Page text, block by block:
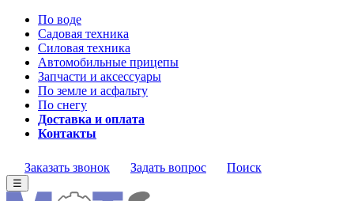
По воде
Садовая техника
Силовая техника
Автомобильные прицепы
Запчасти и аксессуары
По земле и асфальту
По снегу
Доставка и оплата
Контакты
Заказать звонок Задать вопрос Поиск
☰